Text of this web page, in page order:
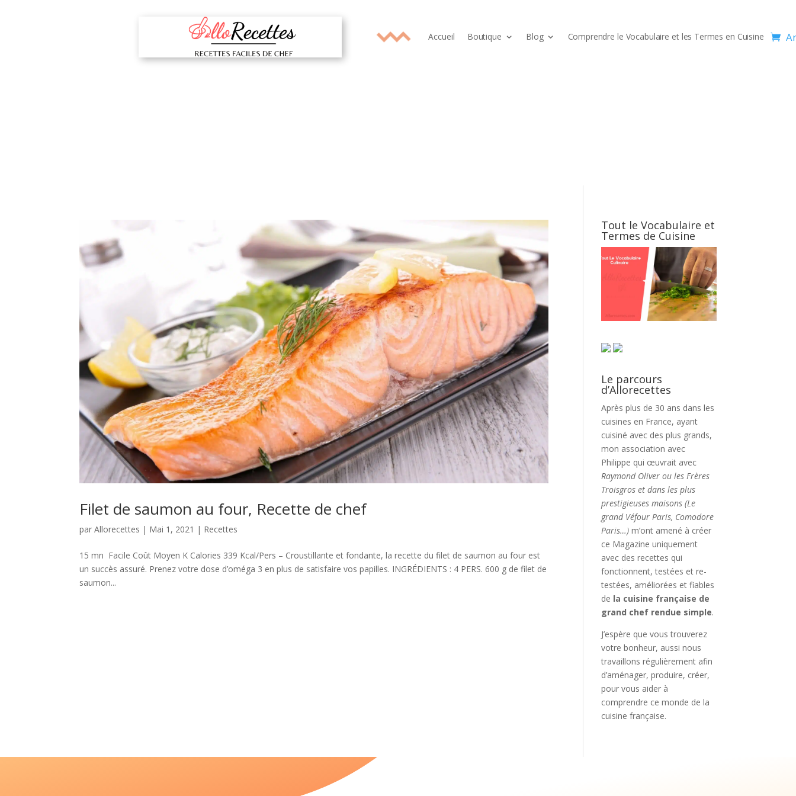
Accueil Boutique Blog Comprendre le Vocabulaire et les Termes en Cuisine
Filet de saumon au four, Recette de chef
parAllorecettes | Mai 1, 2021 | Recettes
15 mn Facile Coût Moyen K Calories 339 Kcal/Pers – Croustillante et fondante, la recette du filet de saumon au four est
un succès assuré. Prenez votre dose d’oméga 3 en plus de satisfaire vos papilles. INGRÉDIENTS : 4 PERS. 600 g de filet de
saumon...
Tout le Vocabulaire et
Termes de Cuisine
Le parcours
d’Allorecettes
Après plus de 30 ans dans les
cuisines en France, ayant
cuisiné avec des plus grands,
mon association avec
Philippe qui œuvrait avec
Raymond Oliver ou les Frères
Troisgros et dans les plus
prestigieuses maisons (Le
grand Véfour Paris, Comodore
Paris…) m’ont amené à créer
ce Magazine uniquement
avec des recettes qui
fonctionnent, testées et re-
testées, améliorées et fiables
de la cuisine française de
grand chef rendue simple.
J’espère que vous trouverez
votre bonheur, aussi nous
travaillons régulièrement afin
d’aménager, produire, créer,
pour vous aider à
comprendre ce monde de la
cuisine française.